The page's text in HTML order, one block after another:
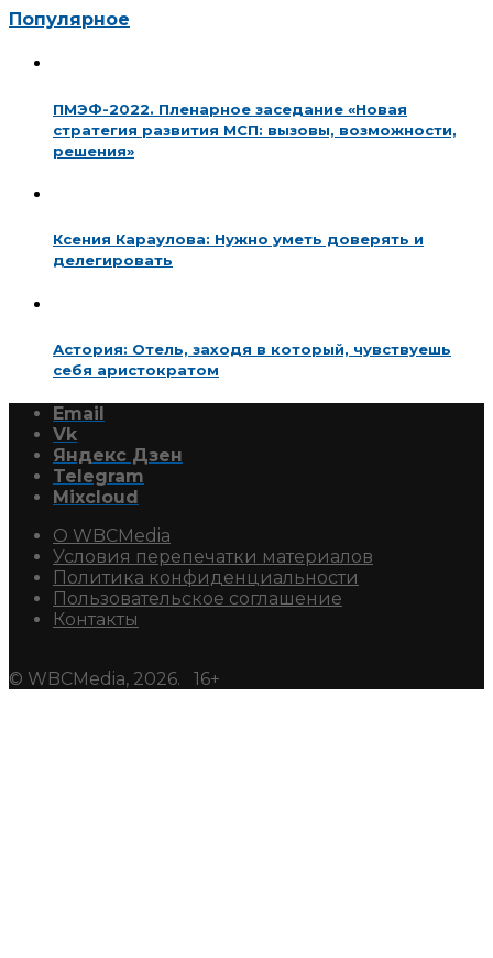
Популярное
ПМЭФ-2022. Пленарное заседание «Новая
стратегия развития МСП: вызовы, возможности,
решения»
Ксения Караулова: Нужно уметь доверять и
делегировать
Астория: Отель, заходя в который, чувствуешь
себя аристократом
Email
Vk
Яндекс Дзен
Telegram
Mixcloud
О WBCMedia
Условия перепечатки материалов
Политика конфиденциальности
Пользовательское соглашение
Контакты
© WBCMedia, 2026. 16+